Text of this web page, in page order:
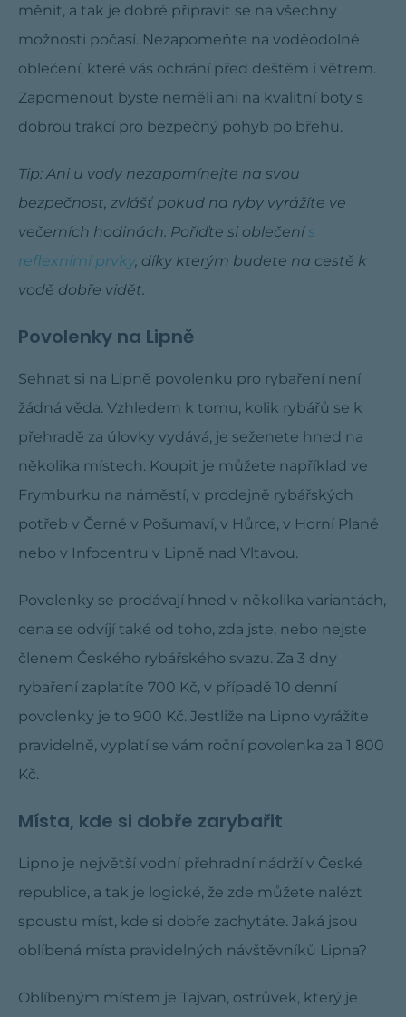
měnit, a tak je dobré připravit se na všechny
možnosti počasí. Nezapomeňte na voděodolné
oblečení, které vás ochrání před deštěm i větrem.
Zapomenout byste neměli ani na kvalitní boty s
dobrou trakcí pro bezpečný pohyb po břehu.
Tip: Ani u vody nezapomínejte na svou
bezpečnost, zvlášť pokud na ryby vyrážíte ve
večerních hodinách. Pořiďte si oblečenís
reflexními prvky, díky kterým budete na cestě k
vodě dobře vidět.
Povolenky na Lipně
Sehnat si na Lipně povolenku pro rybaření není
žádná věda. Vzhledem k tomu, kolik rybářů se k
přehradě za úlovky vydává, je seženete hned na
několika místech. Koupit je můžete například ve
Frymburku na náměstí, v prodejně rybářských
potřeb v Černé v Pošumaví, v Hůrce, v Horní Plané
nebo v Infocentru v Lipně nad Vltavou.
Povolenky se prodávají hned v několika variantách,
cena se odvíjí také od toho, zda jste, nebo nejste
členem Českého rybářského svazu. Za 3 dny
rybaření zaplatíte 700 Kč, v případě 10 denní
povolenky je to 900 Kč. Jestliže na Lipno vyrážíte
pravidelně, vyplatí se vám roční povolenka za 1 800
Kč.
Místa, kde si dobře zarybařit
Lipno je největší vodní přehradní nádrží v České
republice, a tak je logické, že zde můžete nalézt
spoustu míst, kde si dobře zachytáte. Jaká jsou
oblíbená místa pravidelných návštěvníků Lipna?
Oblíbeným místem je Tajvan, ostrůvek, který je